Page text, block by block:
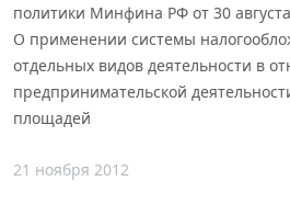
политики Минфина РФ от 30
О применении системы
отдельных видов деятельности в
предпринимательской
площадей
21 ноября 2012